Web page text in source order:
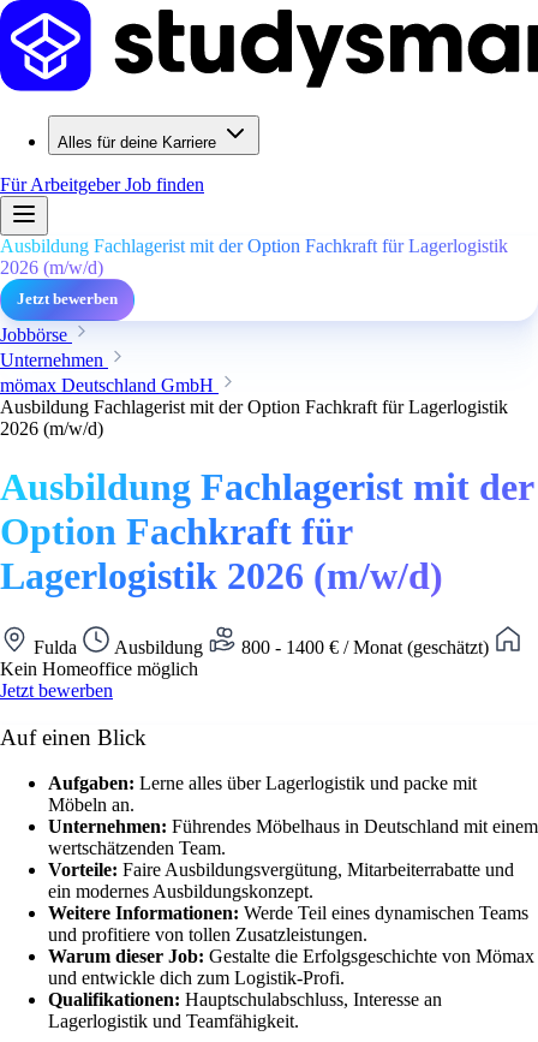
Alles für deine Karriere
Für ArbeitgeberJob finden
Ausbildung Fachlagerist mit der Option Fachkraft für Lagerlogistik
2026 (m/w/d)
Jetzt bewerben
Jobbörse
Unternehmen
mömax Deutschland GmbH
Ausbildung Fachlagerist mit der Option Fachkraft für Lagerlogistik
2026 (m/w/d)
Ausbildung Fachlagerist mit der
Option Fachkraft für
Lagerlogistik 2026 (m/w/d)
Fulda Ausbildung
800 - 1400 € / Monat (geschätzt)
Kein Homeoffice möglich
Jetzt bewerben
Auf einen Blick
Aufgaben: Lerne alles über Lagerlogistik und packe mit
Möbeln an.
Unternehmen: Führendes Möbelhaus in Deutschland mit einem
wertschätzenden Team.
Vorteile: Faire Ausbildungsvergütung, Mitarbeiterrabatte und
ein modernes Ausbildungskonzept.
Weitere Informationen: Werde Teil eines dynamischen Teams
und profitiere von tollen Zusatzleistungen.
Warum dieser Job: Gestalte die Erfolgsgeschichte von Mömax
und entwickle dich zum Logistik-Profi.
Qualifikationen: Hauptschulabschluss, Interesse an
Lagerlogistik und Teamfähigkeit.